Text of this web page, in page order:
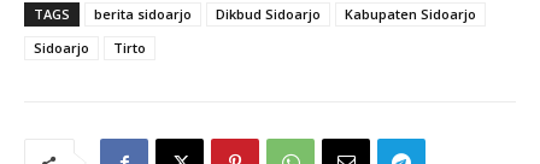
TAGS berita sidoarjo Dikbud Sidoarjo
Kabupaten Sidoarjo
Sidoarjo
Tirto